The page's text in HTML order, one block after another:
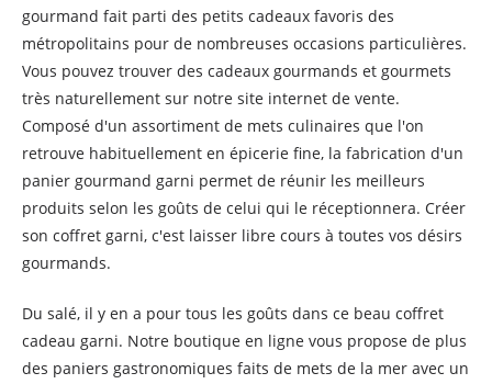
gourmand fait parti des petits cadeaux favoris des
métropolitains pour de nombreuses occasions particulières.
Vous pouvez trouver des cadeaux gourmands et gourmets
très naturellement sur notre site internet de vente.
Composé d'un assortiment de mets culinaires que l'on
retrouve habituellement en épicerie fine, la fabrication d'un
panier gourmand garni permet de réunir les meilleurs
produits selon les goûts de celui qui le réceptionnera. Créer
son coffret garni, c'est laisser libre cours à toutes vos désirs
gourmands.
Du salé, il y en a pour tous les goûts dans ce beau coffret
cadeau garni. Notre boutique en ligne vous propose de plus
des paniers gastronomiques faits de mets de la mer avec un